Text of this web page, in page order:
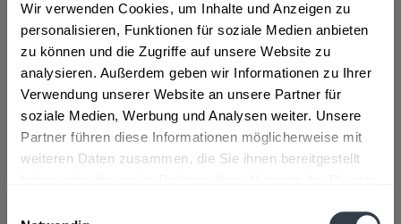
Wir verwenden Cookies, um Inhalte und Anzeigen zu
personalisieren, Funktionen für soziale Medien anbieten
zu können und die Zugriffe auf unsere Website zu
analysieren. Außerdem geben wir Informationen zu Ihrer
Verwendung unserer Website an unsere Partner für
soziale Medien, Werbung und Analysen weiter. Unsere
Partner führen diese Informationen möglicherweise mit
weiteren Daten zusammen, die Sie ihnen bereitgestellt
In den Warenkorb
Hinzugefügt
Artikel-Nr.: 10024
Beschreibung
"Augustiner Lagerbier Hell - » mild, spritzig - gelagert und
erfrischend « Ein besonders...mehr